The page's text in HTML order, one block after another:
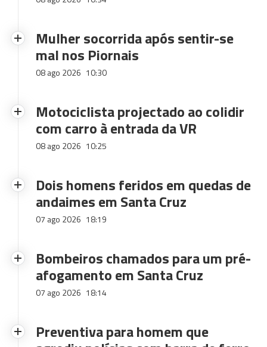
Mulher socorrida após sentir-se
mal nos Piornais
08 ago 2026 10:30
Motociclista projectado ao colidir
com carro à entrada da VR
08 ago 2026 10:25
Dois homens feridos em quedas de
andaimes em Santa Cruz
07 ago 2026 18:19
Bombeiros chamados para um pré-
afogamento em Santa Cruz
07 ago 2026 18:14
Preventiva para homem que